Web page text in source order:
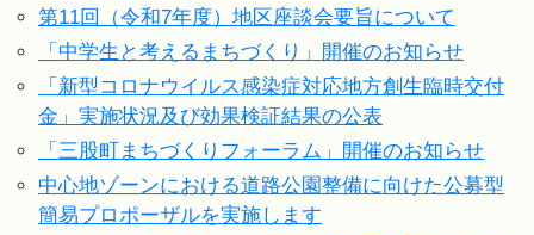
第11回（令和7年度）地区座談会要旨について
「中学生と考えるまちづくり」開催のお知らせ
「新型コロナウイルス感染症対応地方創生臨時交付
金」実施状況及び効果検証結果の公表
「三股町まちづくりフォーラム」開催のお知らせ
中心地ゾーンにおける道路公園整備に向けた公募型
簡易プロポーザルを実施します